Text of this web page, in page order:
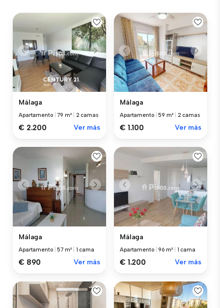
Málaga
Apartamento |79 m² 2 camas
€ 2.200 Ver más
Málaga
Apartamento |59 m² 2 camas
€ 1.100 Ver más
Málaga
Apartamento |57 m² 1 cama
€ 890 Ver más
Málaga
Apartamento |96 m² 1 cama
€ 1.200 Ver más